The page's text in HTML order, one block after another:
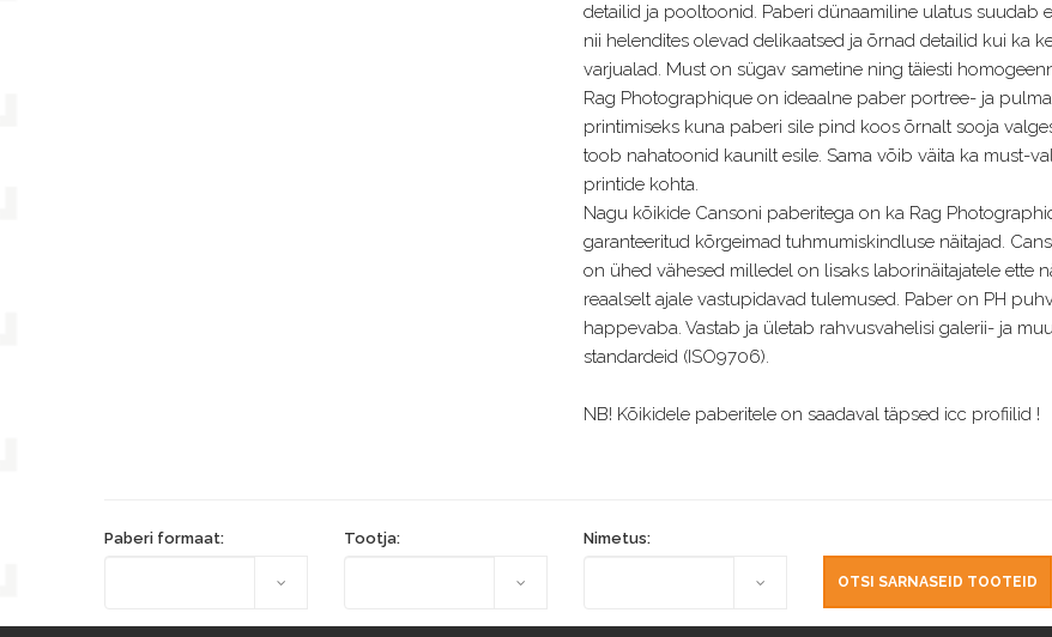
detailid ja pooltoonid. Paberi dünaamiline ulatus suudab
nii helendites olevad delikaatsed ja õrnad detailid kui ka
varjualad. Must on sügav sametine ning täiesti
Rag Photographique on ideaalne paber portree- ja
printimiseks kuna paberi sile pind koos õrnalt sooja
toob nahatoonid kaunilt esile. Sama võib väita ka must-
printide kohta.
Nagu kõikide Cansoni paberitega on ka Rag
garanteeritud kõrgeimad tuhmumiskindluse näitajad.
on ühed vähesed milledel on lisaks laborinäitajatele ette
reaalselt ajale vastupidavad tulemused. Paber on PH
happevaba. Vastab ja ületab rahvusvahelisi galerii- ja
standardeid (ISO9706).
NB! Kõikidele paberitele on saadaval täpsed icc profiilid !
Paberi formaat: Tootja: Nimetus: